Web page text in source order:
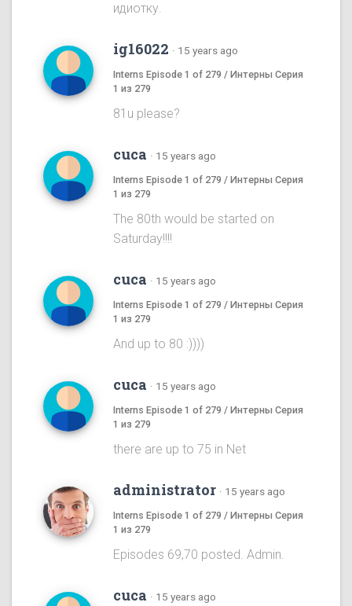
идиотку.
ig16022 · 15 years ago
Interns Episode 1 of 279 / Интерны Серия
1 из 279
81u please?
cuca · 15 years ago
Interns Episode 1 of 279 / Интерны Серия
1 из 279
The 80th would be started on
Saturday!!!!
cuca · 15 years ago
Interns Episode 1 of 279 / Интерны Серия
1 из 279
And up to 80 :))))
cuca · 15 years ago
Interns Episode 1 of 279 / Интерны Серия
1 из 279
there are up to 75 in Net
administrator · 15 years ago
Interns Episode 1 of 279 / Интерны Серия
1 из 279
Episodes 69,70 posted. Admin.
cuca · 15 years ago